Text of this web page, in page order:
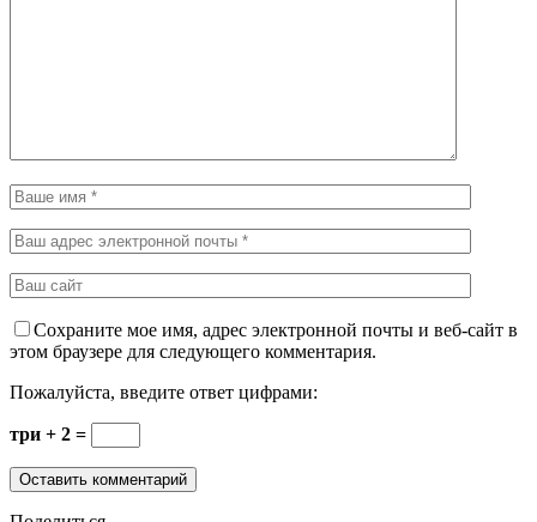
Сохраните мое имя, адрес электронной почты и веб-сайт в
этом браузере для следующего комментария.
Пожалуйста, введите ответ цифрами:
три + 2 =